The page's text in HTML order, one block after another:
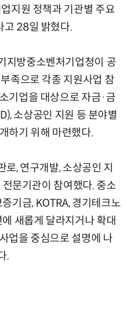
지원 정책과 기관별 주요
고 28일 밝혔다.
지방중소벤처기업청이 공
족으로 각종 지원사업 참
기업을 대상으로 자금·금
소상공인 지원 등 분야별
하기 위해 마련했다.
, 연구개발, 소상공인 지
문기관이 참여했다. 중소
기금, KOTRA, 경기테크노
새롭게 달라지거나 확대
업을 중심으로 설명에 나
.